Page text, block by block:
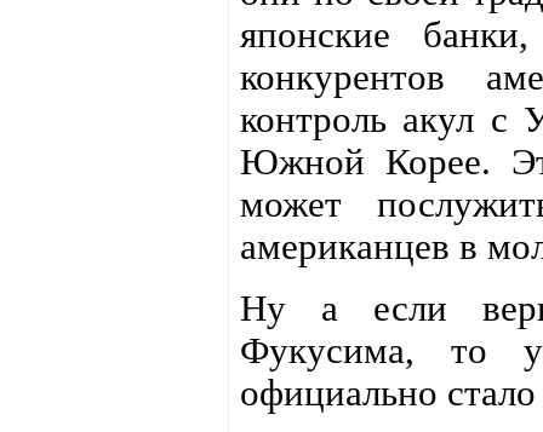
японские
конкурентов
контроль акул с
Южной Корее.
может
американцев в
Ну а если
Фукусима, то
официально